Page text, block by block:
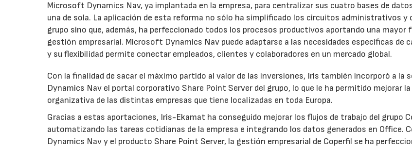
Microsoft Dynamics Nav, ya implantada en la empresa, para centralizar sus cuatro bases de
una de sola. La aplicación de esta reforma no sólo ha simplificado los circuitos administrativos y
grupo sino que, además, ha perfeccionado todos los procesos productivos aportando una mayor
gestión empresarial. Microsoft Dynamics Nav puede adaptarse a las necesidades específicas de
y su flexibilidad permite conectar empleados, clientes y colaboradores en un mercado global.
Con la finalidad de sacar el máximo partido al valor de las inversiones, Iris también incorporó a la
Dynamics Nav el portal corporativo Share Point Server del grupo, lo que le ha permitido mejorar
organizativa de las distintas empresas que tiene localizadas en toda Europa.
Gracias a estas aportaciones, Iris-Ekamat ha conseguido mejorar los flujos de trabajo del grupo
automatizando las tareas cotidianas de la empresa e integrando los datos generados en Office.
Dynamics Nav y el producto Share Point Server, la gestión empresarial de Coperfil se ha